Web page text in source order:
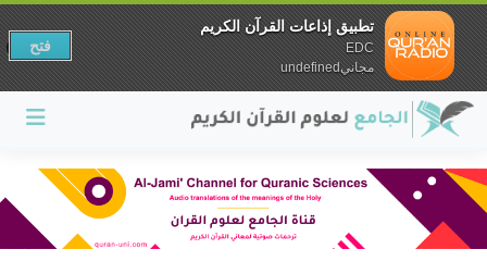
تطبيق إذاعات القرآن الكريم
EDC
مجانيundefined
فتح